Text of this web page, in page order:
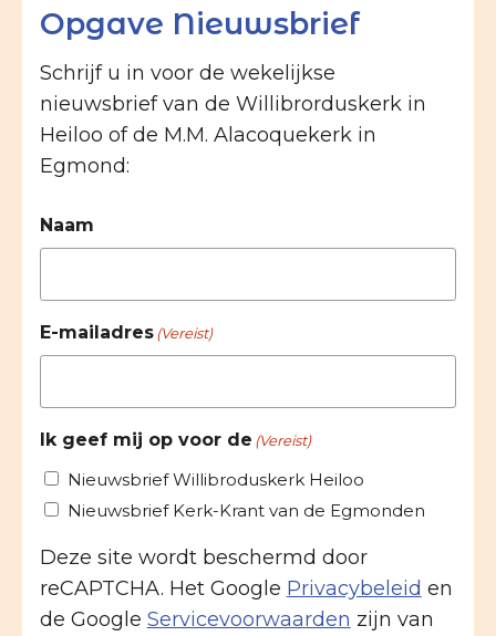
Opgave Nieuwsbrief
Schrijf u in voor de wekelijkse
nieuwsbrief van de Willibrorduskerk in
Heiloo of de M.M. Alacoquekerk in
Egmond:
Naam
E-mailadres (Vereist)
Ik geef mij op voor de (Vereist)
Nieuwsbrief Willibroduskerk Heiloo
Nieuwsbrief Kerk-Krant van de Egmonden
Deze site wordt beschermd door
reCAPTCHA. Het Google Privacybeleid en
de Google Servicevoorwaarden zijn van